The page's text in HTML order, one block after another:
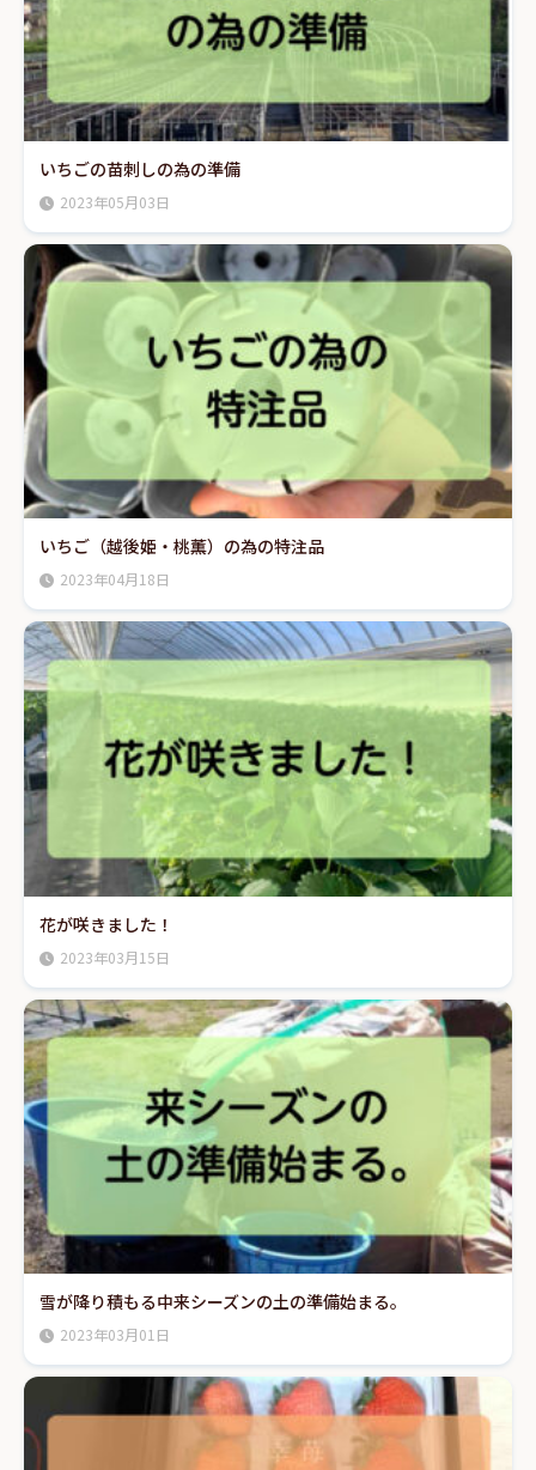
いちごの苗刺しの為の準備
2023年05月03日
いちご（越後姫・桃薫）の為の特注品
2023年04月18日
花が咲きました！
2023年03月15日
雪が降り積もる中来シーズンの土の準備始まる。
2023年03月01日